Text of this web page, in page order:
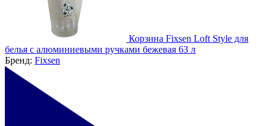
Корзина Fixsen Loft Style для
белья с алюминиевыми ручками бежевая 63 л
Бренд: Fixsen